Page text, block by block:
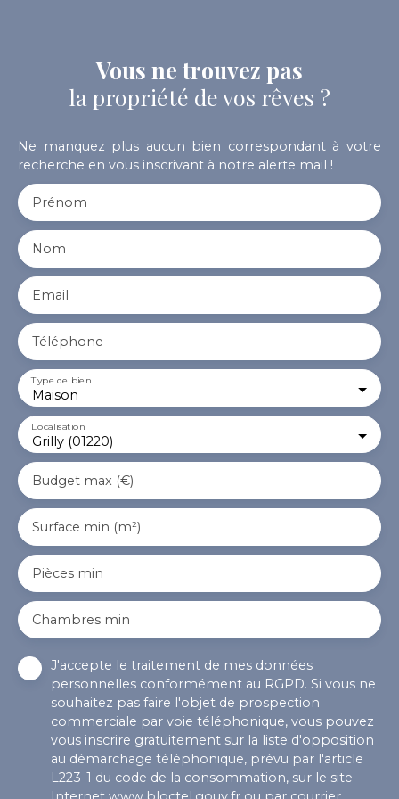
Vous ne trouvez pas
la propriété de vos rêves ?
Ne manquez plus aucun bien correspondant à votre
recherche en vous inscrivant à notre alerte mail !
Prénom
Nom
Email
Téléphone
Maison
Type de bien
Grilly (01220)
Localisation
Budget max (€)
Surface min (m²)
Pièces min
Chambres min
J'accepte le traitement de mes données
personnelles conformément au RGPD. Si vous ne
souhaitez pas faire l'objet de prospection
commerciale par voie téléphonique, vous pouvez
vous inscrire gratuitement sur la liste d'opposition
au démarchage téléphonique, prévu par l'article
L223-1 du code de la consommation, sur le site